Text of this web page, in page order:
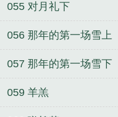
055 对月礼下
056 那年的第一场雪上
057 那年的第一场雪下
059 羊羔